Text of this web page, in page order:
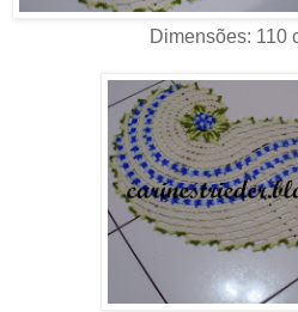
Dimensões: 110